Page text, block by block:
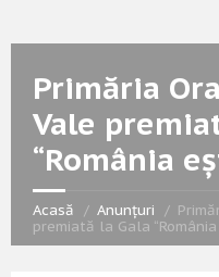
Primăria
Vale
“România
Acasă Anunțuri
premiată la Gala